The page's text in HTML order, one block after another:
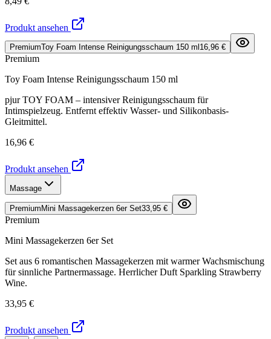
Produkt ansehen
PremiumToy Foam Intense Reinigungsschaum 150 ml 16,96 €
Premium
Toy Foam Intense Reinigungsschaum 150 ml
pjur TOY FOAM – intensiver Reinigungsschaum für
Intimspielzeug. Entfernt effektiv Wasser- und Silikonbasis-
Gleitmittel.
16,96 €
Produkt ansehen
Massage
Premium Mini Massagekerzen 6er Set33,95 €
Premium
Mini Massagekerzen 6er Set
Set aus 6 romantischen Massagekerzen mit warmer Wachsmischung
für sinnliche Partnermassage. Herrlicher Duft Sparkling Strawberry
Wine.
33,95 €
Produkt ansehen